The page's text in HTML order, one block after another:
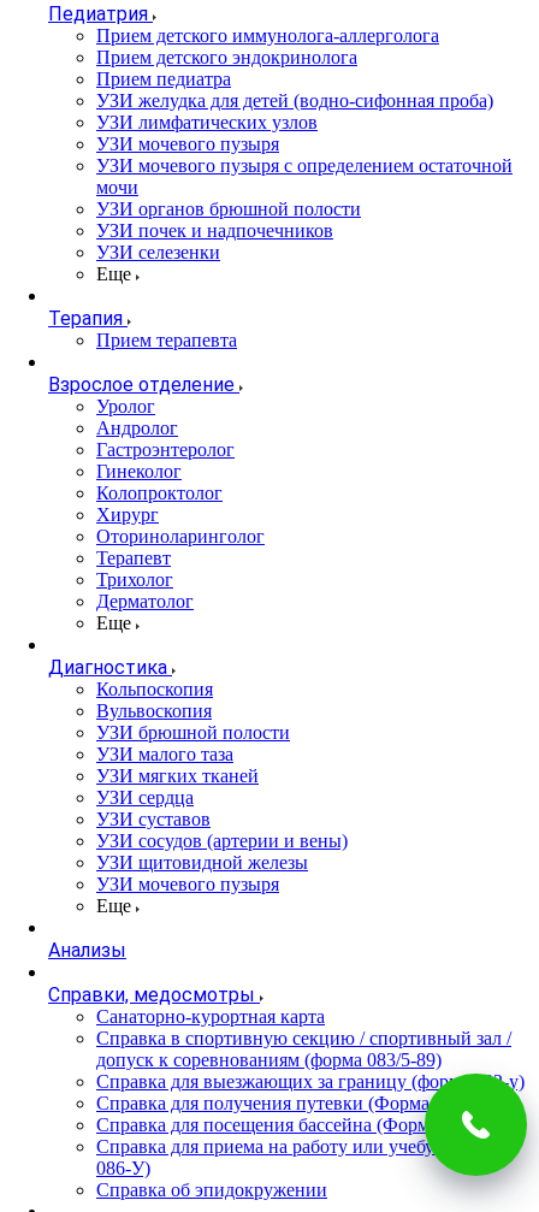
Педиатрия
Прием детского иммунолога-аллерголога
Прием детского эндокринолога
Прием педиатра
УЗИ желудка для детей (водно-сифонная проба)
УЗИ лимфатических узлов
УЗИ мочевого пузыря
УЗИ мочевого пузыря с определением остаточной
мочи
УЗИ органов брюшной полости
УЗИ почек и надпочечников
УЗИ селезенки
Еще
Терапия
Прием терапевта
Взрослое отделение
Уролог
Андролог
Гастроэнтеролог
Гинеколог
Колопроктолог
Хирург
Оториноларинголог
Терапевт
Трихолог
Дерматолог
Еще
Диагностика
Кольпоскопия
Вульвоскопия
УЗИ брюшной полости
УЗИ малого таза
УЗИ мягких тканей
УЗИ сердца
УЗИ суставов
УЗИ сосудов (артерии и вены)
УЗИ щитовидной железы
УЗИ мочевого пузыря
Еще
Анализы
Справки, медосмотры
Санаторно-курортная карта
Справка в спортивную секцию / спортивный зал /
допуск к соревнованиям (форма 083/5-89)
Справка для выезжающих за границу (форма 082-у)
Справка для получения путевки (Форма 070/у-04)
Справка для посещения бассейна (Форма 083/4-89)
Справка для приема на работу или учебу (Форма
086-У)
Справка об эпидокружении